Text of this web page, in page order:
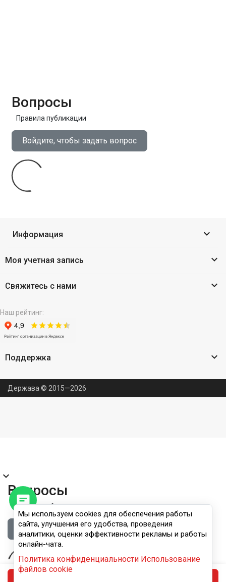
Вопросы
Правила публикации
Войдите, чтобы задать вопрос
Информация 
Моя учетная запись 
Свяжитесь с нами 
Наш рейтинг:
Поддержка 
Держава © 2015—2026
Мы используем cookies для обеспечения работы
сайта, улучшения его удобства, проведения
аналитики, оценки эффективности рекламы и работы
онлайн-чата.
Политика конфиденциальности Использование
файлов cookie
expand_more
Вопросы
Правила публикации
Войдите, чтобы задать вопрос